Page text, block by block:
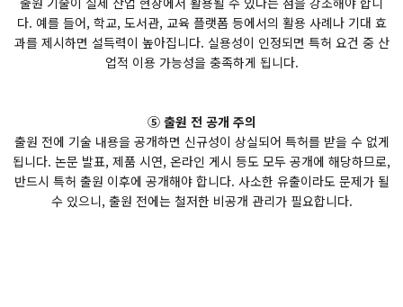
다. 예를 들어, 학교, 도서관, 교육 플랫폼 등에서의 활용 사례나 기대 효
과를 제시하면 설득력이 높아집니다. 실용성이 인정되면 특허 요건 중 산
업적 이용 가능성을 충족하게 됩니다.
⑤ 출원 전 공개 주의
출원 전에 기술 내용을 공개하면 신규성이 상실되어 특허를 받을 수 없게
됩니다. 논문 발표, 제품 시연, 온라인 게시 등도 모두 공개에 해당하므로,
반드시 특허 출원 이후에 공개해야 합니다. 사소한 유출이라도 문제가 될
수 있으니, 출원 전에는 철저한 비공개 관리가 필요합니다.